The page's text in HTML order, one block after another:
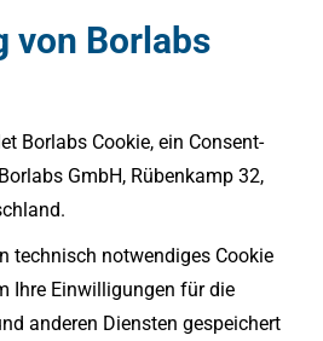
von Borlabs
Borlabs Cookie, ein Consent-
GmbH, Rübenkamp 32,
technisch notwendiges Cookie
Ihre Einwilligungen für die
anderen Diensten gespeichert